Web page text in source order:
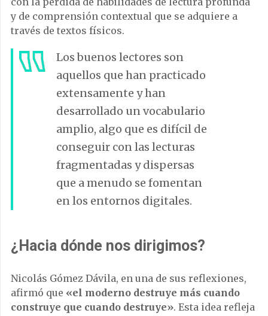
y de comprensión contextual que se adquiere a
través de textos físicos.
Los buenos lectores son
aquellos que han practicado
extensamente y han
desarrollado un vocabulario
amplio, algo que es difícil de
conseguir con las lecturas
fragmentadas y dispersas
que a menudo se fomentan
en los entornos digitales.
¿Hacia dónde nos dirigimos?
Nicolás Gómez Dávila, en una de sus reflexiones,
afirmó que «el moderno destruye más cuando
construye que cuando destruye». Esta idea refleja